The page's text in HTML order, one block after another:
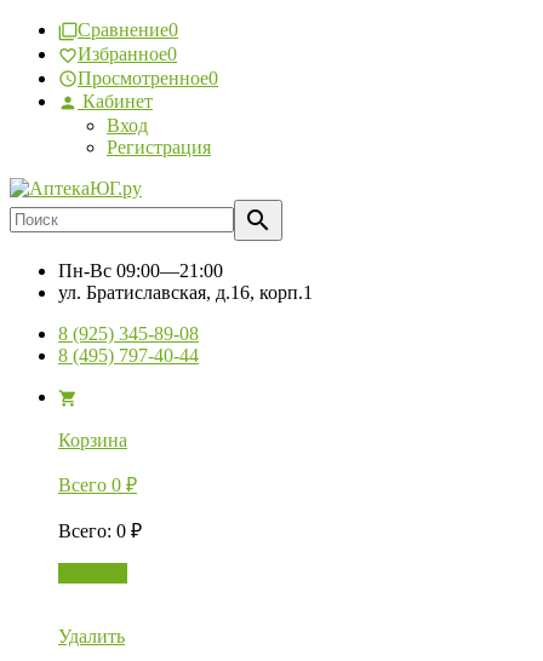
Сравнение0
Избранное0
Просмотренное0
Кабинет
Вход
Регистрация
Пн-Вс 09:00—21:00
ул. Братиславская, д.16, корп.1
8 (925) 345-89-08
8 (495) 797-40-44
Корзина
Всего 0 ₽
Всего: 0 ₽
Удалить